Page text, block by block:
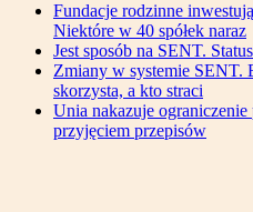
Fundacje rodzinne
Niektóre w 40 spółek naraz
Jest sposób na SENT.
Zmiany w systemie SENT.
skorzysta, a kto straci
Unia nakazuje
przyjęciem przepisów